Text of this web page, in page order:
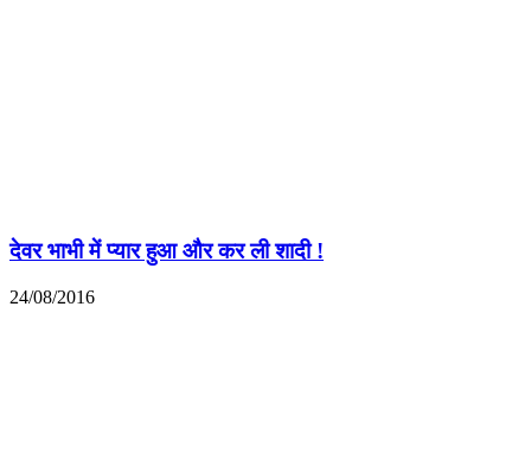
देवर भाभी में प्यार हुआ और कर ली शादी !
24/08/2016